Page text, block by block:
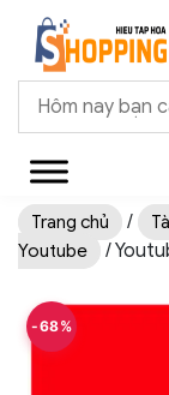
Trang chủ /
Youtube
/
-68%